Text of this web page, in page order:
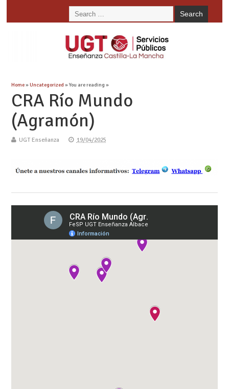
Home»Uncategorized » You are reading »
CRA Río Mundo
(Agramón)
UGT Enseñanza 19/04/2025